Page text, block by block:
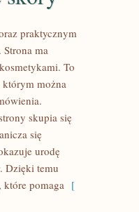
praktycznym
ma
To
którym można
skupia się
się
urodę
Dzięki temu
które pomaga [